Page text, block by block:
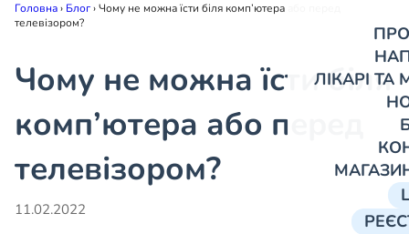
ЛІКАРІ
Головна› Блог›Чому не можна їсти біля комп’ютера або перед
телевізором?
Чому не можна їсти біля
комп’ютера або перед
телевізором?
11.02.2022